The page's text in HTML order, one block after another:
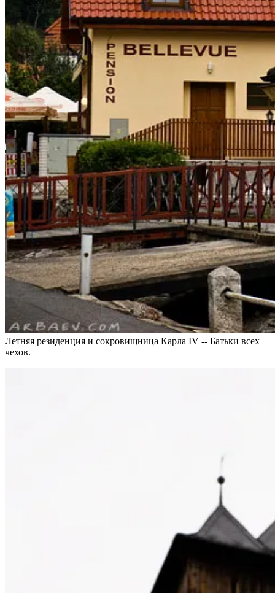
Летняя резиденция и сокровищница Карла IV -- Батьки всех
чехов.